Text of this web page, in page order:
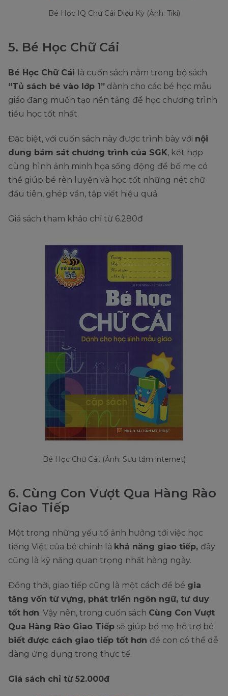
Bé Học IQ Chữ Cái Diệu Kỳ (Ảnh: Tiki)
5. Bé Học Chữ Cái
Bé Học Chữ Cái
là cuốn sách nằm trong bộ sách
“Tủ sách bé vào lớp 1” dành cho các bé học mẫu
giáo đang muốn tạo nền tảng để học chương trình
tiểu học tốt nhất.
Đặc biệt, với cuốn sách này được trình bày với nội
dung bám sát chương trình của SGK, kết hợp
cùng hình ảnh minh họa sống động để bố mẹ có
thể giúp bé rèn luyện và học tốt những nét chữ
đầu tiên, ghép vần, tập viết hiệu quả.
Giá sách tham khảo chỉ từ 6.280đ
Bé Học Chữ Cái. (Ảnh: Sưu tầm internet)
6. Cùng Con Vượt Qua Hàng Rào
Giao Tiếp
Một trong những yếu tố ảnh hưởng tới việc học
tiếng Việt của bé chính là khả năng giao tiếp, đây
cũng là kỹ năng quan trọng nhất hàng ngày.
Đồng thời, giao tiếp cũng là một cách để bé gia
tăng vốn từ vựng, phát triển ngôn ngữ, tư duy
tốt hơn. Vậy nên, trong cuốn sách Cùng Con Vượt
Qua Hàng Rào Giao Tiếp sẽ giúp bố mẹ hỗ trợ bé
biết được cách giao tiếp tốt hơn để con có thể dễ
dàng ứng dụng trong thực tế.
Giá sách chỉ từ 52.000đ